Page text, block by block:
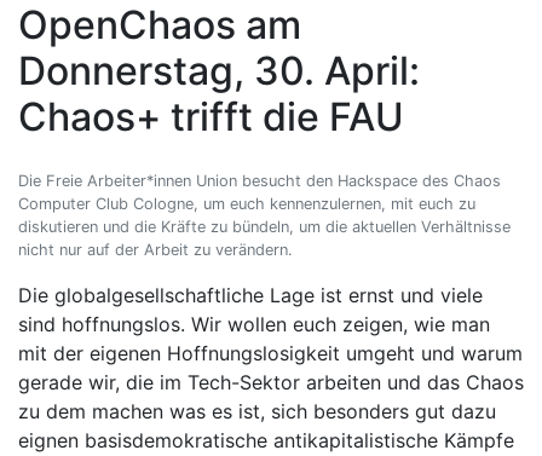
OpenChaos am
Donnerstag, 30. April:
Chaos+ trifft die FAU
Die Freie Arbeiter*innen Union besucht den Hackspace des Chaos
Computer Club Cologne, um euch kennenzulernen, mit euch zu
diskutieren und die Kräfte zu bündeln, um die aktuellen Verhältnisse
nicht nur auf der Arbeit zu verändern.
Die globalgesellschaftliche Lage ist ernst und viele
sind hoffnungslos. Wir wollen euch zeigen, wie man
mit der eigenen Hoffnungslosigkeit umgeht und warum
gerade wir, die im Tech-Sektor arbeiten und das Chaos
zu dem machen was es ist, sich besonders gut dazu
eignen basisdemokratische antikapitalistische Kämpfe